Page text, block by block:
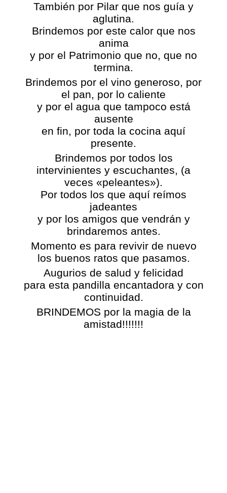
También por Pilar que nos guía y
aglutina.
Brindemos por este calor que nos
anima
y por el Patrimonio que no, que no
termina.
Brindemos por el vino generoso, por
el pan, por lo caliente
y por el agua que tampoco está
ausente
en fin, por toda la cocina aquí
presente.
Brindemos por todos los
intervinientes y escuchantes, (a
veces «peleantes»).
Por todos los que aquí reímos
jadeantes
y por los amigos que vendrán y
brindaremos antes.
Momento es para revivir de nuevo
los buenos ratos que pasamos.
Augurios de salud y felicidad
para esta pandilla encantadora y con
continuidad.
BRINDEMOS por la magia de la
amistad!!!!!!!